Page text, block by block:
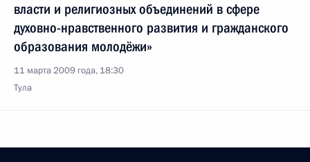
власти и религиозных объединений в сфере
духовно-нравственного развития и гражданского
образования молодёжи»
11 марта 2009 года, 18:30
Тула